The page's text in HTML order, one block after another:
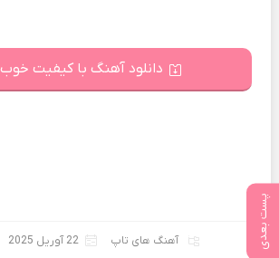
پست بعدی
دانلود آهنگ با کیفیت خوب 128
آهنگ های تاپ 22 آوریل 2025